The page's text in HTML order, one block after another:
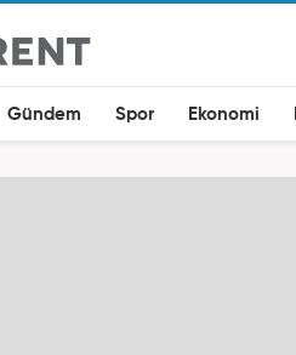
Gündem Spor Ekonomi